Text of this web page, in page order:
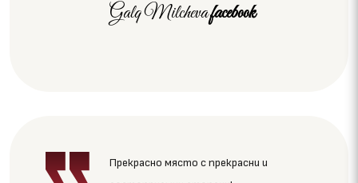
Galq Milchevafacebook
Прекрасно място с прекрасни и